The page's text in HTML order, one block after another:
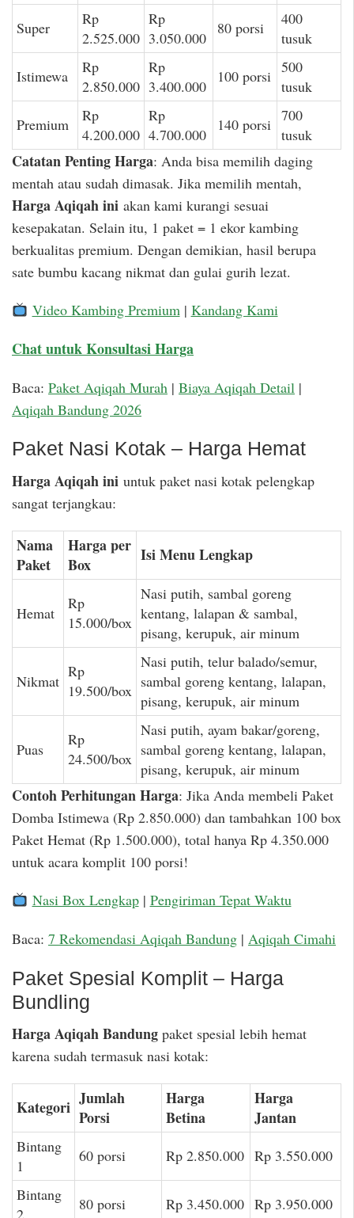
Super
Rp
2.525.000
Rp
3.050.000
80 porsi
400
tusuk
Istimewa
Rp
2.850.000
Rp
3.400.000
100 porsi 500
tusuk
Premium
Rp
4.200.000
Rp
4.700.000
140 porsi 700
tusuk
Catatan Penting Harga: Anda bisa memilih daging
mentah atau sudah dimasak. Jika memilih mentah,
Harga Aqiqah ini akan kami kurangi sesuai
kesepakatan. Selain itu, 1 paket = 1 ekor kambing
berkualitas premium. Dengan demikian, hasil berupa
sate bumbu kacang nikmat dan gulai gurih lezat.
Video Kambing Premium| Kandang Kami
Chat untuk Konsultasi Harga
Baca: Paket Aqiqah Murah | Biaya Aqiqah Detail |
Aqiqah Bandung 2026
Paket Nasi Kotak – Harga Hemat
Harga Aqiqah ini untuk paket nasi kotak pelengkap
sangat terjangkau:
Nama
Paket
Harga per
Box
Isi Menu Lengkap
Hemat
Rp
15.000/box
Nasi putih, sambal goreng
kentang, lalapan & sambal,
pisang, kerupuk, air minum
Nikmat
Rp
19.500/box
Nasi putih, telur balado/semur,
sambal goreng kentang, lalapan,
pisang, kerupuk, air minum
Puas
Rp
24.500/box
Nasi putih, ayam bakar/goreng,
sambal goreng kentang, lalapan,
pisang, kerupuk, air minum
Contoh Perhitungan Harga: Jika Anda membeli Paket
Domba Istimewa (Rp 2.850.000) dan tambahkan 100 box
Paket Hemat (Rp 1.500.000), total hanya Rp 4.350.000
untuk acara komplit 100 porsi!
Nasi Box Lengkap| Pengiriman Tepat Waktu
Baca: 7 Rekomendasi Aqiqah Bandung | Aqiqah Cimahi
Paket Spesial Komplit – Harga
Bundling
Harga Aqiqah Bandung paket spesial lebih hemat
karena sudah termasuk nasi kotak:
Kategori Jumlah
Porsi
Harga
Betina
Harga
Jantan
Bintang
1
60 porsi Rp 2.850.000 Rp 3.550.000
Bintang
2
80 porsi Rp 3.450.000 Rp 3.950.000